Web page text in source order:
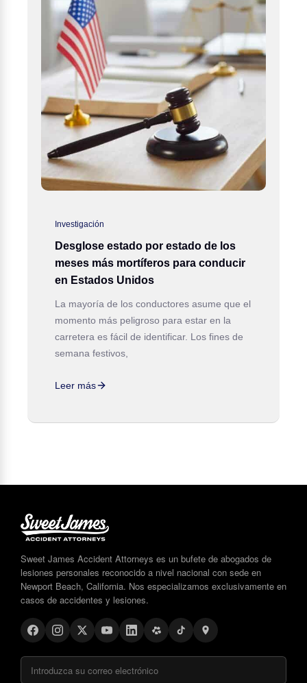
Investigación
Desglose estado por estado de los
meses más mortíferos para conducir
en Estados Unidos
La mayoría de los conductores asume que el
momento más peligroso para estar en la
carretera es fácil de identificar. Los fines de
semana festivos,
Leer más
Sweet James Accident Attorneys es un bufete de abogados de
lesiones personales reconocido a nivel nacional con sede en
Newport Beach, California. Nos especializamos exclusivamente en
casos de accidentes y lesiones.